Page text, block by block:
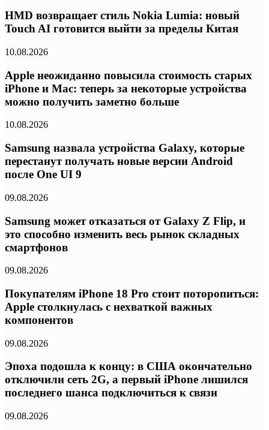
HMD возвращает стиль Nokia Lumia: новый
Touch AI готовится выйти за пределы Китая
10.08.2026
Apple неожиданно повысила стоимость старых
iPhone и Mac: теперь за некоторые устройства
можно получить заметно больше
10.08.2026
Samsung назвала устройства Galaxy, которые
перестанут получать новые версии Android
после One UI 9
09.08.2026
Samsung может отказаться от Galaxy Z Flip, и
это способно изменить весь рынок складных
смартфонов
09.08.2026
Покупателям iPhone 18 Pro стоит поторопиться:
Apple столкнулась с нехваткой важных
компонентов
09.08.2026
Эпоха подошла к концу: в США окончательно
отключили сеть 2G, а первый iPhone лишился
последнего шанса подключиться к связи
09.08.2026